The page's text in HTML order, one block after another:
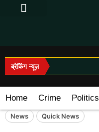
ब्रेकिंग न्यूज़
Home Crime Politics
News Quick News